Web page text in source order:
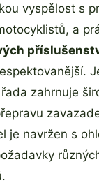
vyspělost s
a
zahrnuje
je navržen s